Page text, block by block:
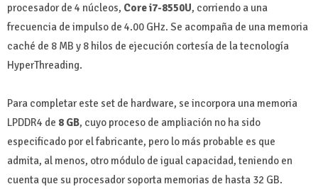
procesador de 4 núcleos, Core i7-8550U, corriendo a una
frecuencia de impulso de 4.00 GHz. Se acompaña de una memoria
caché de 8 MB y 8 hilos de ejecución cortesía de la tecnología
HyperThreading.
Para completar este set de hardware, se incorpora una memoria
LPDDR4 de 8 GB, cuyo proceso de ampliación no ha sido
especificado por el fabricante, pero lo más probable es que
admita, al menos, otro módulo de igual capacidad, teniendo en
cuenta que su procesador soporta memorias de hasta 32 GB.